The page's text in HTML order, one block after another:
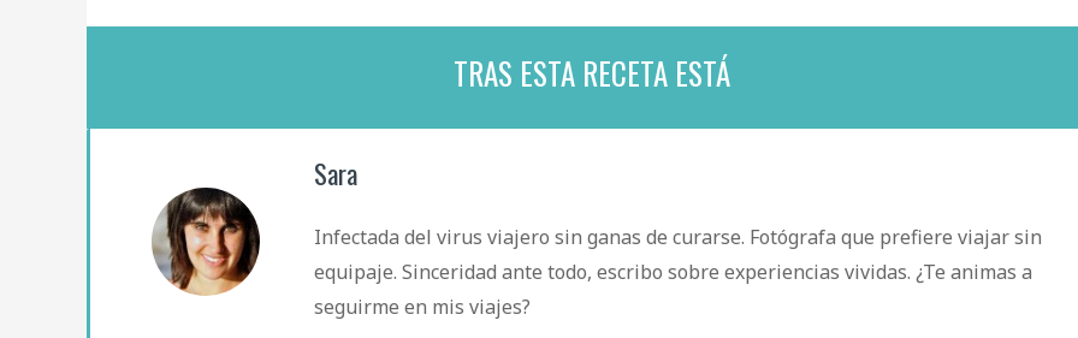
TRAS ESTA RECETA ESTÁ
Sara
Infectada del virus viajero sin ganas de curarse. Fotógrafa que prefiere viajar sin
equipaje. Sinceridad ante todo, escribo sobre experiencias vividas. ¿Te animas a
seguirme en mis viajes?